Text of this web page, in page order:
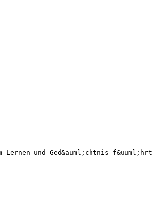
und Ged&auml;chtnis f&uuml;hrt